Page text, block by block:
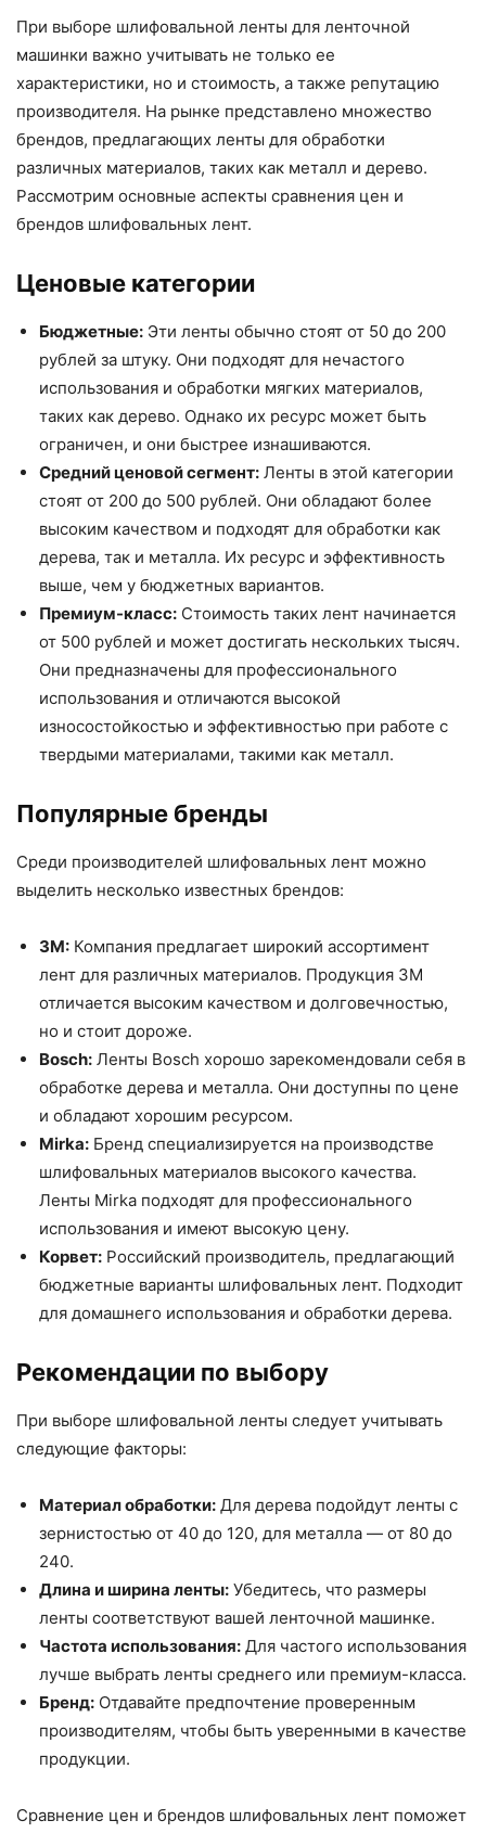
При выборе шлифовальной ленты для ленточной
машинки важно учитывать не только ее
характеристики, но и стоимость, а также репутацию
производителя. На рынке представлено множество
брендов, предлагающих ленты для обработки
различных материалов, таких как металл и дерево.
Рассмотрим основные аспекты сравнения цен и
брендов шлифовальных лент.
Ценовые категории
Бюджетные: Эти ленты обычно стоят от 50 до 200
рублей за штуку. Они подходят для нечастого
использования и обработки мягких материалов,
таких как дерево. Однако их ресурс может быть
ограничен, и они быстрее изнашиваются.
Средний ценовой сегмент: Ленты в этой категории
стоят от 200 до 500 рублей. Они обладают более
высоким качеством и подходят для обработки как
дерева, так и металла. Их ресурс и эффективность
выше, чем у бюджетных вариантов.
Премиум-класс: Стоимость таких лент начинается
от 500 рублей и может достигать нескольких тысяч.
Они предназначены для профессионального
использования и отличаются высокой
износостойкостью и эффективностью при работе с
твердыми материалами, такими как металл.
Популярные бренды
Среди производителей шлифовальных лент можно
выделить несколько известных брендов:
3M: Компания предлагает широкий ассортимент
лент для различных материалов. Продукция 3M
отличается высоким качеством и долговечностью,
но и стоит дороже.
Bosch: Ленты Bosch хорошо зарекомендовали себя в
обработке дерева и металла. Они доступны по цене
и обладают хорошим ресурсом.
Mirka: Бренд специализируется на производстве
шлифовальных материалов высокого качества.
Ленты Mirka подходят для профессионального
использования и имеют высокую цену.
Корвет: Российский производитель, предлагающий
бюджетные варианты шлифовальных лент. Подходит
для домашнего использования и обработки дерева.
Рекомендации по выбору
При выборе шлифовальной ленты следует учитывать
следующие факторы:
Материал обработки: Для дерева подойдут ленты с
зернистостью от 40 до 120, для металла — от 80 до
240.
Длина и ширина ленты: Убедитесь, что размеры
ленты соответствуют вашей ленточной машинке.
Частота использования: Для частого использования
лучше выбрать ленты среднего или премиум-класса.
Бренд: Отдавайте предпочтение проверенным
производителям, чтобы быть уверенными в качестве
продукции.
Сравнение цен и брендов шлифовальных лент поможет